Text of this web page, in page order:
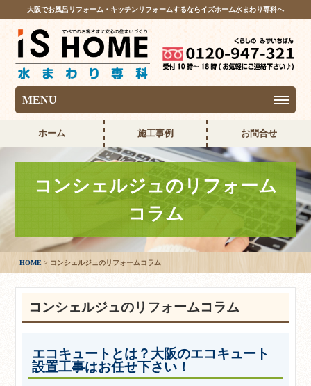
大阪でお風呂リフォーム・キッチンリフォームするならイズホーム水まわり専科へ
MENU
ホーム 施工事例 お問合せ
コンシェルジュのリフォーム
コラム
HOME コンシェルジュのリフォームコラム
コンシェルジュのリフォームコラム
エコキュートとは？大阪のエコキュート
設置工事はお任せ下さい！